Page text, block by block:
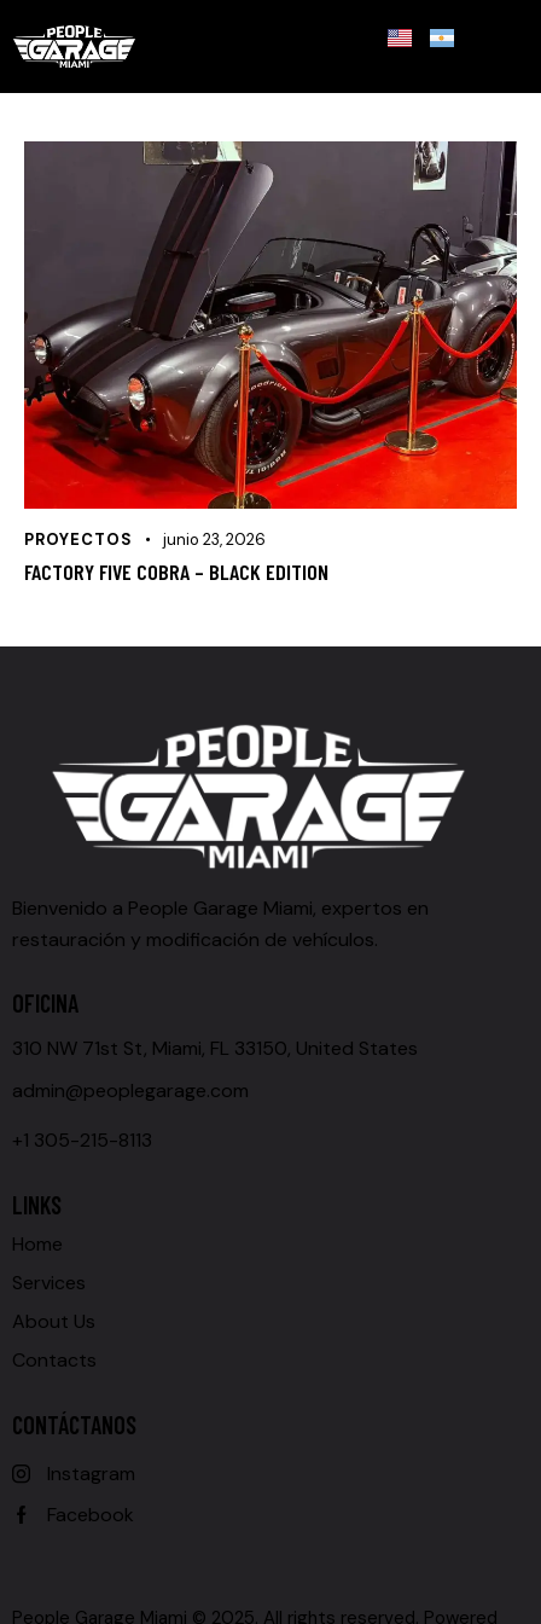
PROYECTOS junio 23, 2026
FACTORY FIVE COBRA – BLACK EDITION
Bienvenido a People Garage Miami, expertos en
restauración y modificación de vehículos.
OFICINA
310 NW 71st St, Miami, FL 33150, United States
admin@peoplegarage.com
+1 305-215-8113
LINKS
Home
Services
About Us
Contacts
CONTÁCTANOS
Instagram
Facebook
People Garage Miami © 2025. All rights reserved. Powered